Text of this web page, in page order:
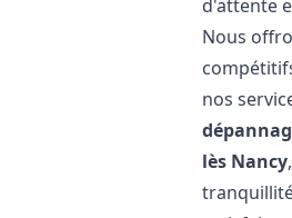
d'attente
Nous
nos
lès Nancy